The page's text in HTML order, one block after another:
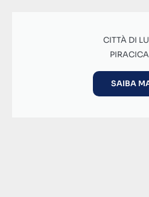
CITTÀ DI
SAIBA